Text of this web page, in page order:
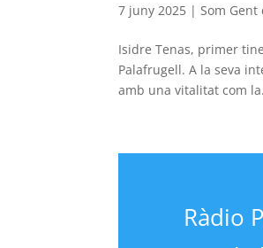
7 juny 2025 | Som Gent
Isidre Tenas, primer
Palafrugell. A la seva
amb una vitalitat com
Ràdio